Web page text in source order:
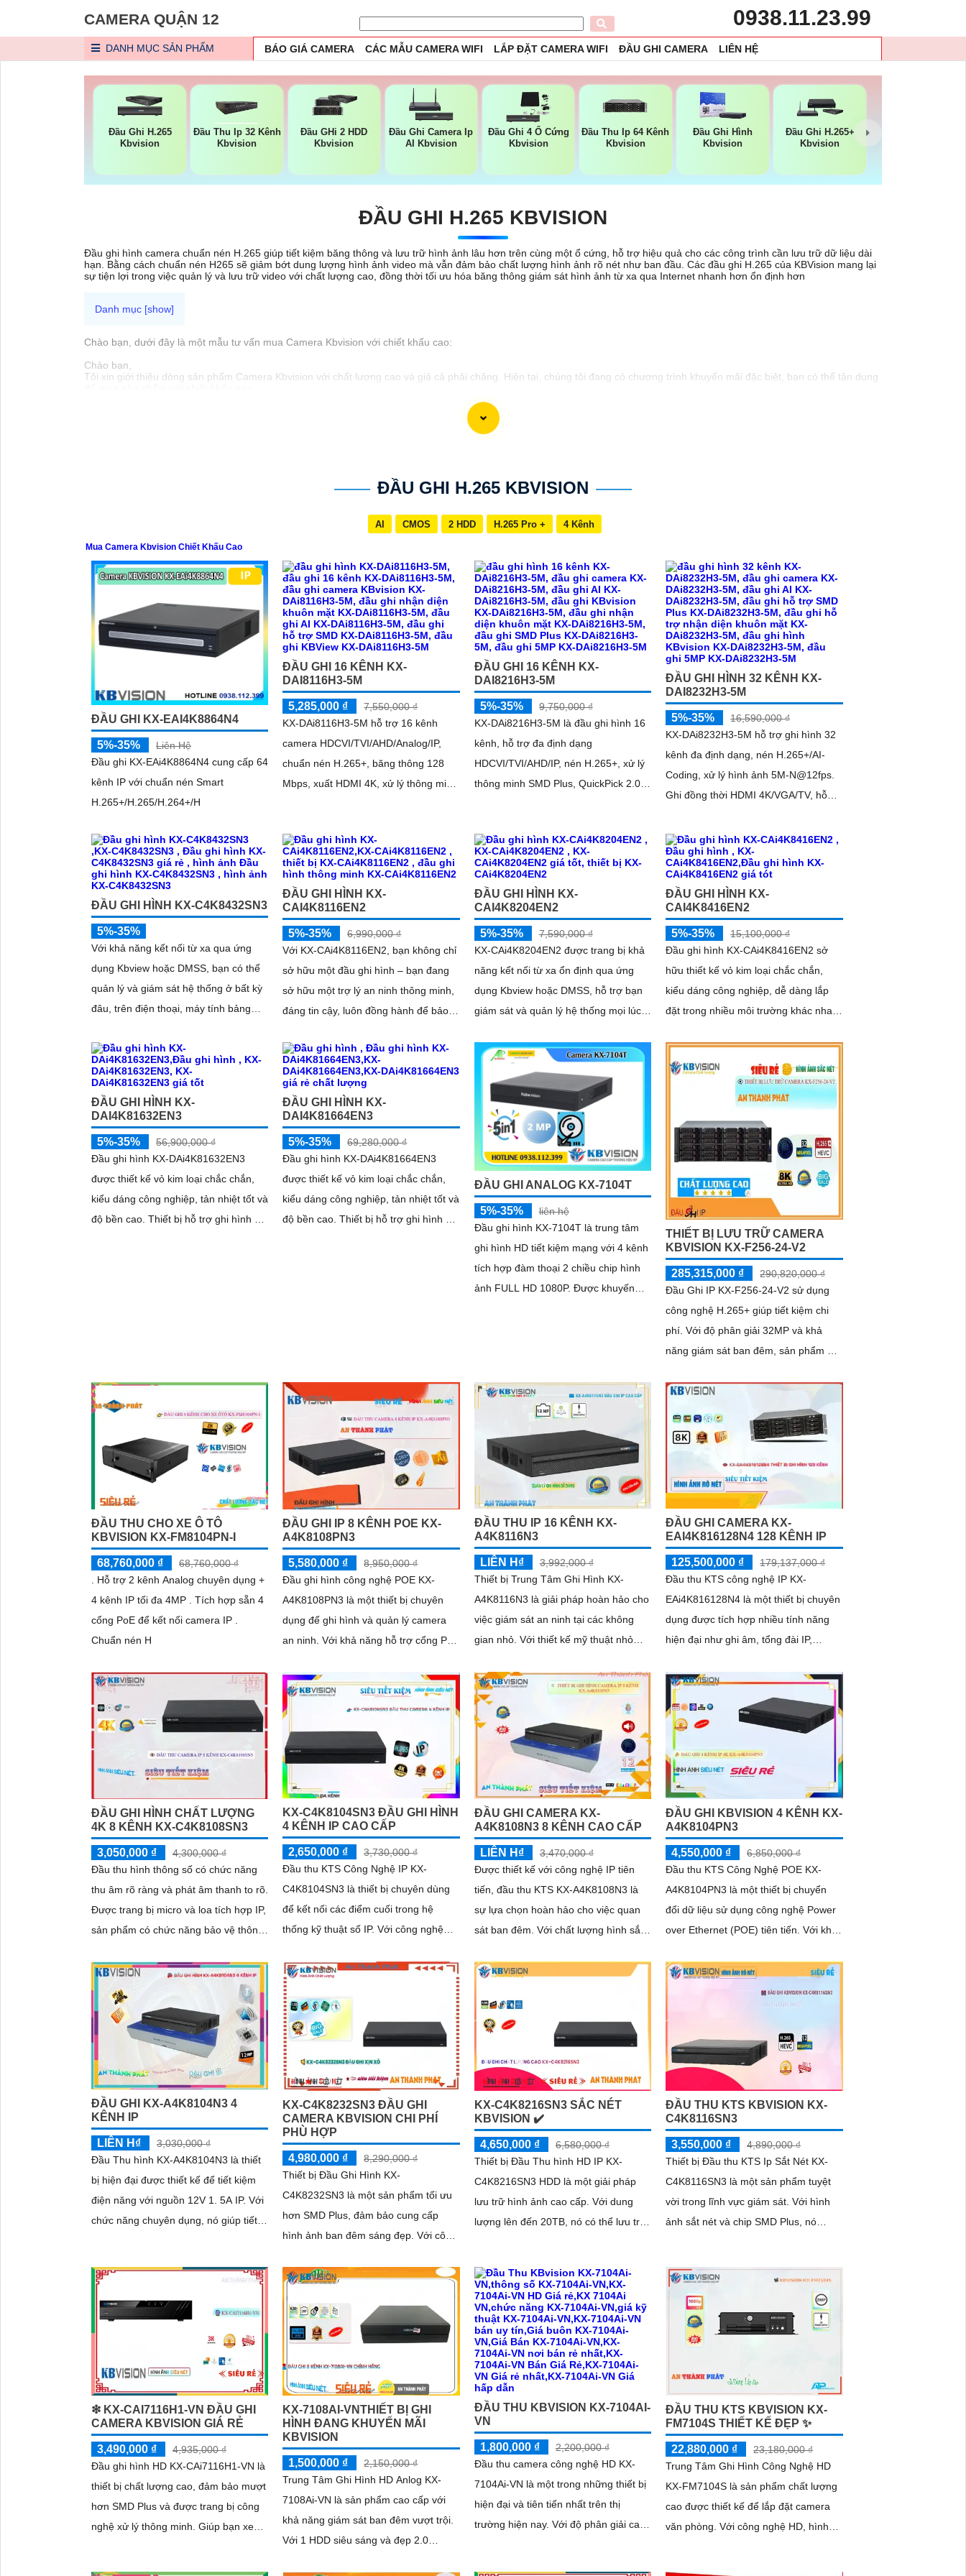
CAMERA QUẬN 12 0938.11.23.99
DANH MỤC SẢN PHẨM BÁO GIÁ CAMERA CÁC MẪU CAMERA WIFI LẮP ĐẶT CAMERA WIFI ĐẦU GHI CAMERA LIÊN HỆ
Đầu Ghi H.265
Kbvision
Đầu Thu Ip 32 Kênh
Kbvision
Đầu GHi 2 HDD
Kbvision
Đầu Ghi Camera Ip
AI Kbvision
Đầu Ghi 4 Ổ Cứng
Kbvision
Đầu Thu Ip 64 Kênh
Kbvision
Đầu Ghi Hình
Kbvision
Đầu Ghi H.265+
Kbvision
ĐẦU GHI H.265 KBVISION
Đầu ghi hình camera chuẩn nén H.265 giúp tiết kiệm băng thông và lưu trữ hình ảnh lâu hơn trên cùng một ổ cứng, hỗ trợ hiệu quả cho các công trình cần lưu trữ dữ liệu dài
hạn. Bằng cách chuẩn nén H265 sẽ giảm bớt dung lượng hình ảnh video mà vẫn đảm bảo chất lượng hình ảnh rõ nét như ban đầu. Các đầu ghi H.265 của KBVision mang lại
sự tiện lợi trong việc quản lý và lưu trữ video với chất lượng cao, đồng thời tối ưu hóa băng thông giám sát hình ảnh từ xa qua Internet nhanh hơn ổn định hơn
Chào bạn, dưới đây là một mẫu tư vấn mua Camera Kbvision với chiết khấu cao:
Chào bạn,
Tôi xin giới thiệu dòng sản phẩm Camera Kbvision với chất lượng cao và giá cả phải chăng. Hiện tại, chúng tôi đang có chương trình khuyến mãi đặc biệt, bạn có thể tận dụng
sẽ cung cấp cho bạn hệ thống giám sát an ninh hiệu quả. dòng sản phẩm này cũng dễ dàng
Nếu bạn quan tâm đến việc mua Camera Kbvision với chiết khấu cao, hãy liên hệ với chúng tôi để biết thêm thông tin chi tiết và được tư vấn tốt nhất.
ĐẦU GHI H.265 KBVISION
AI CMOS 2 HDD H.265 Pro + 4 Kênh
Mua Camera Kbvision Chiết Khấu Cao
ĐẦU GHI KX-EAI4K8864N4
5%-35%
Liên Hệ
Đầu ghi KX-EAi4K8864N4 cung cấp 64
kênh IP với chuẩn nén Smart
H.265+/H.265/H.264+/H
ĐẦU GHI 16 KÊNH KX-
DAI8116H3-5M
5,285,000 ₫
7,550,000 ₫
KX-DAi8116H3-5M hỗ trợ 16 kênh
camera HDCVI/TVI/AHD/Analog/IP,
chuẩn nén H.265+, băng thông 128
Mbps, xuất HDMI 4K, xử lý thông minh
ĐẦU GHI 16 KÊNH KX-
DAI8216H3-5M
5%-35%
9,750,000 ₫
KX-DAi8216H3-5M là đầu ghi hình 16
kênh, hỗ trợ đa định dạng
HDCVI/TVI/AHD/IP, nén H.265+, xử lý
thông minh SMD Plus, QuickPick 2.0,
ĐẦU GHI HÌNH 32 KÊNH KX-
DAI8232H3-5M
5%-35%
16,590,000 ₫
KX-DAi8232H3-5M hỗ trợ ghi hình 32
kênh đa định dạng, nén H.265+/AI-
Coding, xử lý hình ảnh 5M-N@12fps.
Ghi đồng thời HDMI 4K/VGA/TV, hỗ
thông...
ĐẦU GHI HÌNH KX-C4K8432SN3
5%-35%
Với khả năng kết nối từ xa qua ứng
dụng Kbview hoặc DMSS, bạn có thể
quản lý và giám sát hệ thống ở bất kỳ
đâu, trên điện thoại, máy tính bảng
sự là trung tâm điều khiển an ninh
mạnh mẽ, thông minh, mang lại sự an
tâm tuyệt đối cho các công trình lớn và
chuyên nghiệp
ĐẦU GHI HÌNH KX-
CAI4K8116EN2
5%-35%
6,990,000 ₫
Với KX‑CAi4K8116EN2, bạn không chỉ
sở hữu một đầu ghi hình – bạn đang
sở hữu một trợ lý an ninh thông minh,
đáng tin cậy, luôn đồng hành để bảo
bạn.
ĐẦU GHI HÌNH KX-
CAI4K8204EN2
5%-35%
7,590,000 ₫
KX-CAi4K8204EN2 được trang bị khả
năng kết nối từ xa ổn định qua ứng
dụng Kbview hoặc DMSS, hỗ trợ bạn
giám sát và quản lý hệ thống mọi lúc
hoặc máy tính bảng. Khả năng tương
thích đa dạng và mở rộng linh hoạt
giúp bạn dễ dàng nâng cấp hệ thống
khi nhu cầu giám sát tăng lên
ĐẦU GHI HÌNH KX-
CAI4K8416EN2
5%-35%
15,100,000 ₫
Đầu ghi hình KX-CAi4K8416EN2 sở
hữu thiết kế vỏ kim loại chắc chắn,
kiểu dáng công nghiệp, dễ dàng lắp
đặt trong nhiều môi trường khác nhau.
nét, sản phẩm tái tạo hình ảnh rõ
ràng, chi tiết
ĐẦU GHI HÌNH KX-
DAI4K81632EN3
5%-35%
56,900,000 ₫
Đầu ghi hình KX-DAi4K81632EN3
được thiết kế vỏ kim loại chắc chắn,
kiểu dáng công nghiệp, tản nhiệt tốt và
độ bền cao. Thiết bị hỗ trợ ghi hình độ
ĐẦU GHI HÌNH KX-
DAI4K81664EN3
5%-35%
69,280,000 ₫
Đầu ghi hình KX-DAi4K81664EN3
được thiết kế vỏ kim loại chắc chắn,
kiểu dáng công nghiệp, tản nhiệt tốt và
độ bền cao. Thiết bị hỗ trợ ghi hình độ
ĐẦU GHI ANALOG KX-7104T
5%-35%
liên hệ
Đầu ghi hình KX-7104T là trung tâm
ghi hình HD tiết kiệm mạng với 4 kênh
tích hợp đàm thoại 2 chiều chip hình
ảnh FULL HD 1080P. Được khuyến
THIẾT BỊ LƯU TRỮ CAMERA
KBVISION KX-F256-24-V2
285,315,000 ₫
290,820,000 ₫
Đầu Ghi IP KX-F256-24-V2 sử dụng
công nghệ H.265+ giúp tiết kiệm chi
phí. Với độ phân giải 32MP và khả
năng giám sát ban đêm, sản phẩm hỗ
khuôn mặt
ĐẦU THU CHO XE Ô TÔ
KBVISION KX-FM8104PN-I
68,760,000 ₫
68,760,000 ₫
4 kênh IP tối đa 4MP . Tích hợp sẵn 4
cổng PoE để kết nối camera IP .
Chuẩn nén H
ĐẦU GHI IP 8 KÊNH POE KX-
A4K8108PN3
5,580,000 ₫
8,950,000 ₫
Đầu ghi hình công nghệ POE KX-
A4K8108PN3 là một thiết bị chuyên
dụng để ghi hình và quản lý camera
an ninh. Với khả năng hỗ trợ cổng PoE
qua một dây cáp duy nhất, đẩy mạnh
hiệu suất và tiết kiệm chi phí cài đặt
ĐẦU THU IP 16 KÊNH KX-
A4K8116N3
LIÊN H₫
3,992,000 ₫
Thiết bị Trung Tâm Ghi Hình KX-
A4K8116N3 là giải pháp hoàn hảo cho
việc giám sát an ninh tại các không
gian nhỏ. Với thiết kế mỹ thuật nhỏ
hình ảnh sắc nét 2
ĐẦU GHI CAMERA KX-
EAI4K816128N4 128 KÊNH IP
125,500,000 ₫
179,137,000 ₫
Đầu thu KTS công nghệ IP KX-
EAi4K816128N4 là một thiết bị chuyên
dụng được tích hợp nhiều tính năng
hiện đại như ghi âm, tổng đài IP,
dàng thông...
ĐẦU GHI HÌNH CHẤT LƯỢNG
4K 8 KÊNH KX-C4K8108SN3
3,050,000 ₫
4,300,000 ₫
Đầu thu hình thông số có chức năng
thu âm rõ ràng và phát âm thanh to rõ.
Được trang bị micro và loa tích hợp IP,
sản phẩm có chức năng bảo vệ thông
KX-C4K8104SN3 ĐẦU GHI HÌNH
4 KÊNH IP CAO CẤP
2,650,000 ₫
3,730,000 ₫
Đầu thu KTS Công Nghệ IP KX-
C4K8104SN3 là thiết bị chuyên dùng
để kết nối các điểm cuối trong hệ
thống kỹ thuật số IP. Với công nghệ
lượng âm thanh và hình ảnh sắc nét,
ổn định
ĐẦU GHI CAMERA KX-
A4K8108N3 8 KÊNH CAO CẤP
LIÊN H₫
3,470,000 ₫
Được thiết kế với công nghệ IP tiên
tiến, đầu thu KTS KX-A4K8108N3 là
sự lựa chọn hoàn hảo cho việc quan
sát ban đêm. Với chất lượng hình sắc
công trình dân dụng
ĐẦU GHI KBVISION 4 KÊNH KX-
A4K8104PN3
4,550,000 ₫
6,850,000 ₫
Đầu thu KTS Công Nghệ POE KX-
A4K8104PN3 là một thiết bị chuyển
đổi dữ liệu sử dụng công nghệ Power
over Ethernet (POE) tiên tiến. Với khả
và...
ĐẦU GHI KX-A4K8104N3 4
KÊNH IP
LIÊN H₫
3,030,000 ₫
Đầu Thu hình KX-A4K8104N3 là thiết
bị hiện đại được thiết kế để tiết kiệm
điện năng với nguồn 12V 1. 5A IP. Với
chức năng chuyên dụng, nó giúp tiết
KX-C4K8232SN3 ĐẦU GHI
CAMERA KBVISION CHI PHÍ
PHÙ HỢP
4,980,000 ₫
8,290,000 ₫
Thiết bị Đầu Ghi Hình KX-
C4K8232SN3 là một sản phẩm tối ưu
hơn SMD Plus, đảm bảo cung cấp
hình ảnh ban đêm sáng đẹp. Với công
lớn hơn, đảm bảo an toàn dữ liệu
KX-C4K8216SN3 SẮC NÉT
KBVISION ✔️
4,650,000 ₫
6,580,000 ₫
Thiết bị Đầu Thu hình HD IP KX-
C4K8216SN3 HDD là một giải pháp
lưu trữ hình ảnh cao cấp. Với dung
lượng lên đến 20TB, nó có thể lưu trữ
ĐẦU THU KTS KBVISION KX-
C4K8116SN3
3,550,000 ₫
4,890,000 ₫
Thiết bị Đầu thu KTS Ip Sắt Nét KX-
C4K8116SN3 là một sản phẩm tuyệt
vời trong lĩnh vực giám sát. Với hình
ảnh sắt nét và chip SMD Plus, nó
❇ KX-CAI7116H1-VN ĐẦU GHI
CAMERA KBVISION GIÁ RẺ
3,490,000 ₫
4,935,000 ₫
Đầu ghi hình HD KX-CAi7116H1-VN là
thiết bị chất lượng cao, đảm bảo mượt
hơn SMD Plus và được trang bị công
nghệ xử lý thông minh. Giúp bạn xem
KX-7108AI-VNTHIẾT BỊ GHI
HÌNH ĐANG KHUYẾN MÃI
KBVISION
1,500,000 ₫
2,150,000 ₫
Trung Tâm Ghi Hình HD Anlog KX-
7108Ai-VN là sản phẩm cao cấp với
khả năng giám sát ban đêm vượt trội.
Với 1 HDD siêu sáng và đẹp 2.0
ĐẦU THU KBVISION KX-7104AI-
VN
1,800,000 ₫
2,200,000 ₫
Đầu thu camera công nghệ HD KX-
7104Ai-VN là một trong những thiết bị
hiện đại và tiên tiến nhất trên thị
trường hiện nay. Với độ phân giải cao,
ĐẦU THU KTS KBVISION KX-
FM7104S THIẾT KẾ ĐẸP ✨
22,880,000 ₫
23,180,000 ₫
Trung Tâm Ghi Hình Công Nghệ HD
KX-FM7104S là sản phẩm chất lượng
cao được thiết kế để lắp đặt camera
văn phòng. Với công nghệ HD, hình